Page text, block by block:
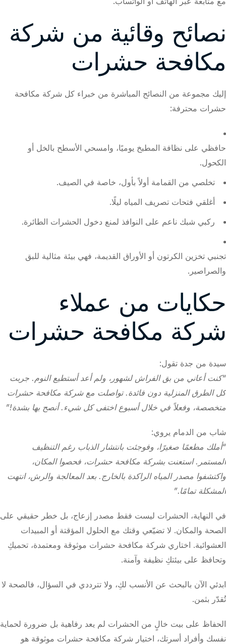
نصائح وقائية من شركة
مكافحة حشرات
إليك مجموعة من النصائح المباشرة من خبراء كل شركة مكافحة
حشرات محترفة:
حافظي على نظافة المطبخ يوميًا، وامسحي الأسطح بالخل أو
الكحول.
تخلصي من القمامة أولاً بأول، خاصة في الصيف.
أغلقي فتحات تصريف المياه ليلًا.
ركبي شبك ناعم على النوافذ لمنع دخول الحشرات الطائرة.
تجنبي تخزين الكرتون أو الأوراق القديمة، فهي بيئة مثالية للبق
والصراصير.
حكايات من عملاء
شركة مكافحة حشرات
سيدة من جدة تقول:
“كنت أعاني من بق الفراش لشهور، ولم أعد أستطيع النوم. جربت
كل الطرق المنزلية دون فائدة. تواصلت مع شركة مكافحة حشرات
متخصصة، وفعلاً في خلال أسبوع اختفى كل شيء. أنصح بها بشدة!”
شاب من الدمام يروي:
“أملك مطعمًا صغيرًا، وفوجئت بانتشار الذباب رغم التنظيف
المستمر. استعنت بشركة مكافحة حشرات، فحصوا المكان،
واكتشفوا مصدر المياه الراكدة بالخارج. بعد المعالجة والرش، انتهت
المشكلة تمامًا.”
في النهاية، الحشرات ليست فقط مصدر إزعاج، بل خطر حقيقي على
الصحة والمكان. لا تضيّعي وقتك مع الحلول المؤقتة أو المبيدات
العشوائية. اختاري شركة مكافحة حشرات موثوقة ومعتمدة، تحميكِ
وتحافظ على بيئتكِ نظيفة وآمنة.
ابدئي الآن بالبحث عن الأنسب لكِ، ولا تترددي في السؤال، فالصحة لا
تُقدّر بثمن.
الحفاظ على بيت خالٍ من الحشرات لم يعد رفاهية بل ضرورة لحماية
نفسك وأفراد أسرتك، اختيار شركة مكافحة حشرات موثوقة هو